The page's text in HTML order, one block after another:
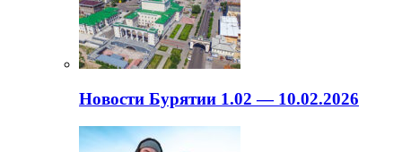
Новости Бурятии 1.02 — 10.02.2026